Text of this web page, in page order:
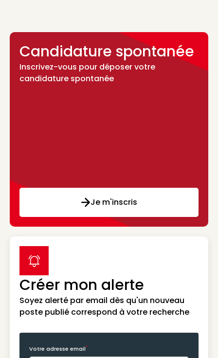
Candidature spontanée
Inscrivez-vous pour déposer votre
candidature spontanée
Je m'inscris
Créer mon alerte
Soyez alerté par email dès qu'un nouveau
poste publié correspond à votre recherche
label icon
Votre adresse email*